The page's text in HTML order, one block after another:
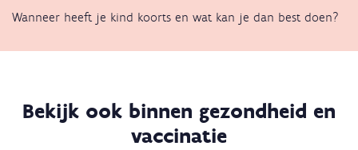
Wanneer heeft je kind koorts en wat kan je dan best doen?
Bekijk ook binnen gezondheid en
vaccinatie